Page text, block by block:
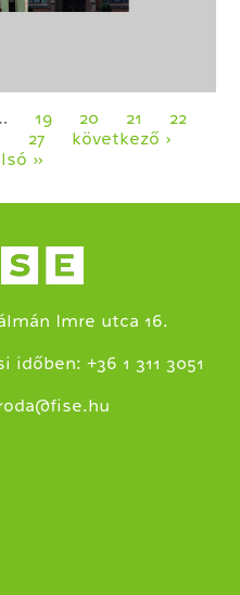
19 20 21
22
27
következő ›
»
Imre utca 16.
időben: +36 1 311 3051